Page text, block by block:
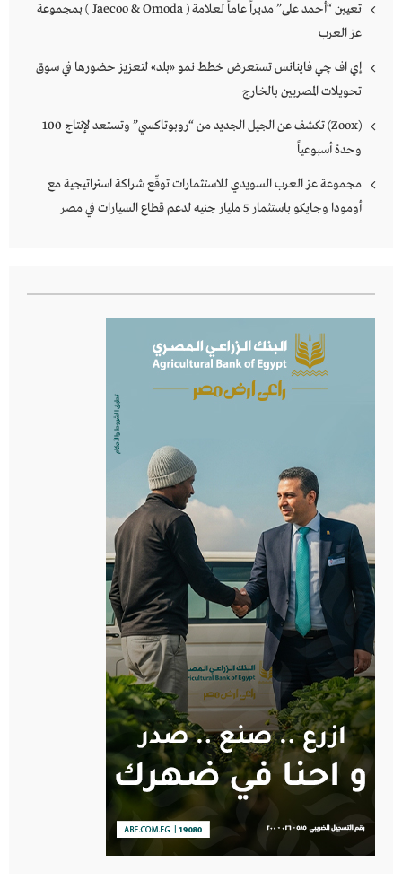
تعيين “أحمد على” مديراً عاماً لعلامة ( Jaecoo & Omoda ) بمجموعة
عز العرب
إي اف چي فاينانس تستعرض خطط نمو «بلد» لتعزيز حضورها في سوق
تحويلات المصريين بالخارج
(Zoox) تكشف عن الجيل الجديد من “روبوتاكسي” وتستعد لإنتاج 100
وحدة أسبوعياً
مجموعة عز العرب السويدي للاستثمارات توقّع شراكة استراتيجية مع
أومودا وجايكو باستثمار 5 مليار جنيه لدعم قطاع السيارات في مصر